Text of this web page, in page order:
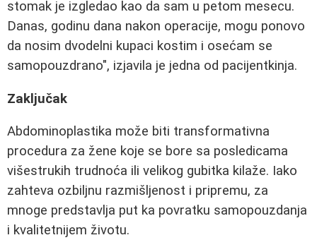
stomak je izgledao kao da sam u petom mesecu.
Danas, godinu dana nakon operacije, mogu ponovo
da nosim dvodelni kupaci kostim i osećam se
samopouzdrano", izjavila je jedna od pacijentkinja.
Zaključak
Abdominoplastika može biti transformativna
procedura za žene koje se bore sa posledicama
višestrukih trudnoća ili velikog gubitka kilaže. Iako
zahteva ozbiljnu razmišljenost i pripremu, za
mnoge predstavlja put ka povratku samopouzdanja
i kvalitetnijem životu.